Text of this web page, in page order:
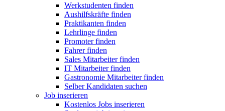
Werkstudenten finden
Aushilfskräfte finden
Praktikanten finden
Lehrlinge finden
Promoter finden
Fahrer finden
Sales Mitarbeiter finden
IT Mitarbeiter finden
Gastronomie Mitarbeiter finden
Selber Kandidaten suchen
Job inserieren
Kostenlos Jobs inserieren